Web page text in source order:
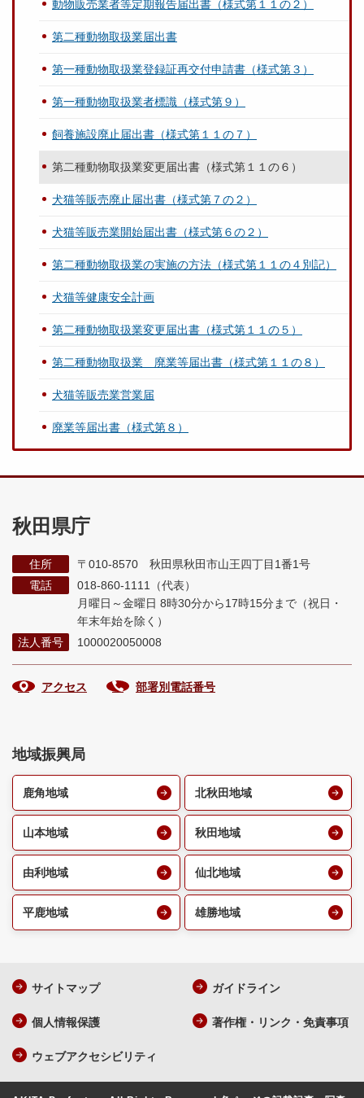
動物販売業者等定期報告届出書（様式第１１の２）
第二種動物取扱業届出書
第一種動物取扱業登録証再交付申請書（様式第３）
第一種動物取扱業者標識（様式第９）
飼養施設廃止届出書（様式第１１の７）
第二種動物取扱業変更届出書（様式第１１の６）
犬猫等販売廃止届出書（様式第７の２）
犬猫等販売業開始届出書（様式第６の２）
第二種動物取扱業の実施の方法（様式第１１の４別記）
犬猫等健康安全計画
第二種動物取扱業変更届出書（様式第１１の５）
第二種動物取扱業 廃業等届出書（様式第１１の８）
犬猫等販売業営業届
廃業等届出書（様式第８）
秋田県庁
住所
〒010-8570 秋田県秋田市山王四丁目1番1号
電話
018-860-1111（代表）
月曜日～金曜日 8時30分から17時15分まで （祝日・
年末年始を除く）
法人番号
1000020050008
アクセス 部署別電話番号
地域振興局
鹿角地域 北秋田地域
山本地域 秋田地域
由利地域 仙北地域
平鹿地域 雄勝地域
サイトマップ ガイドライン
個人情報保護 著作権・リンク・免責事項
ウェブアクセシビリティ